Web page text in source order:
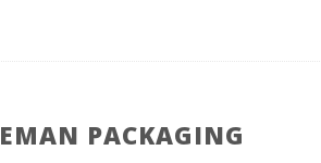
EMAN PACKAGING